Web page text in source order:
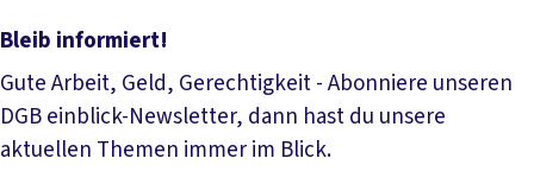
Bleib informiert!
Gute Arbeit, Geld, Gerechtigkeit - Abonniere unseren
DGB einblick-Newsletter, dann hast du unsere
aktuellen Themen immer im Blick.